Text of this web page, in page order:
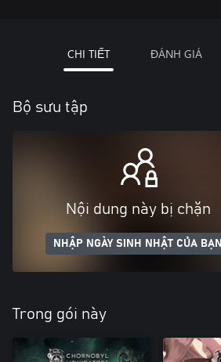
CHI TIẾT ĐÁNH GIÁ
Bộ sưu tập
Nội dung này bị chặn
NHẬP NGÀY SINH NHẬT CỦA BẠN
Trong gói này